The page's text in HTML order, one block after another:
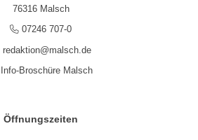
76316 Malsch
07246 707-0
redaktion@malsch.de
Info-Broschüre Malsch
Öffnungszeiten